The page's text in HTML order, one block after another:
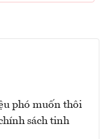
phó muốn thôi
sách tinh